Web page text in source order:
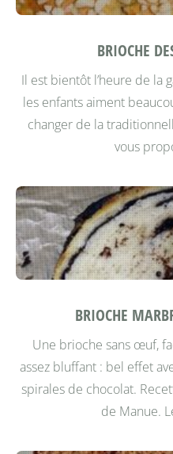
BRIOCHE
Il est bientôt l’heure de la
les enfants aiment
changer de la
vous
BRIOCHE
Une brioche sans œuf,
assez bluffant : bel effet
spirales de chocolat.
de Manue.